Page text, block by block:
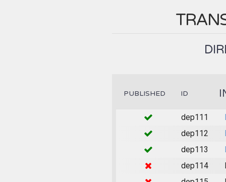
PUBLISHED ID
dep111
dep112
dep113
dep114